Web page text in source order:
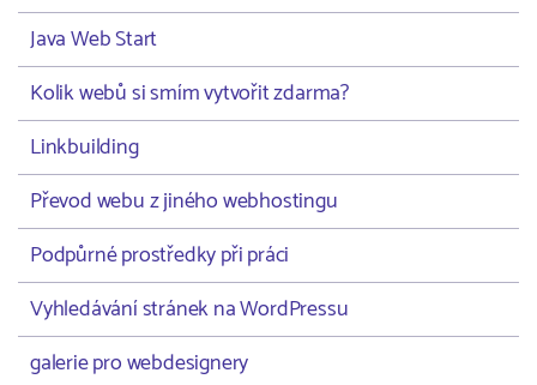
Java Web Start
Kolik webů si smím vytvořit zdarma?
Linkbuilding
Převod webu z jiného webhostingu
Podpůrné prostředky při práci
Vyhledávání stránek na WordPressu
galerie pro webdesignery